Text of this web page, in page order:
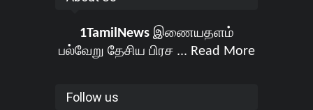
1TamilNewsஇணையதளம்
பல்வேறு தேசிய பிரச ... Read More
Follow us